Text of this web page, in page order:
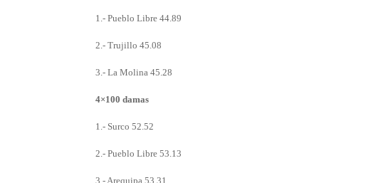
1.- Pueblo Libre 44.89
2.- Trujillo 45.08
3.- La Molina 45.28
4×100 damas
1.- Surco 52.52
2.- Pueblo Libre 53.13
3.- Arequipa 53.31